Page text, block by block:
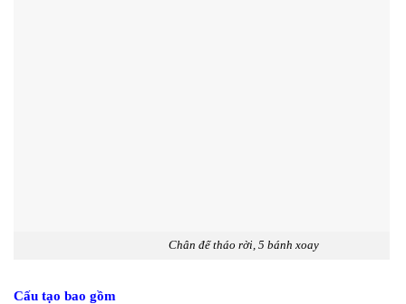
Chân đế tháo rời, 5 bánh xoay
Cấu tạo bao gồm